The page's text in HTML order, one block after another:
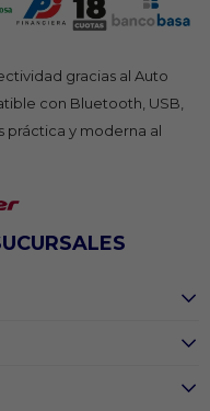
gracias al Auto
con Bluetooth, USB,
práctica y moderna al